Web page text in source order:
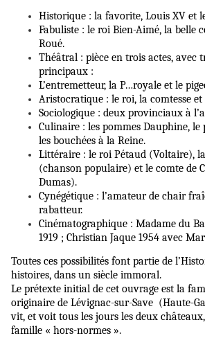
Historique : la favorite, Louis XV et
Fabuliste : le roi Bien-Aimé, la belle
Roué.
Théâtral : pièce en trois actes, avec
principaux :
L’entremetteur, la P…royale et le
Aristocratique : le roi, la comtesse et
Sociologique : deux provinciaux à
Culinaire : les pommes Dauphine, le
les bouchées à la Reine.
Littéraire : le roi Pétaud (Voltaire),
(chanson populaire) et le comte de
Dumas).
Cynégétique : l’amateur de chair
rabatteur.
Cinématographique : Madame du
1919 ; Christian Jaque 1954 avec
Toutes ces possibilités font partie de
histoires, dans un siècle immoral.
Le prétexte initial de cet ouvrage est la
originaire de Lévignac-sur-Save (Haute-
vit, et voit tous les jours les deux
famille « hors-normes ».